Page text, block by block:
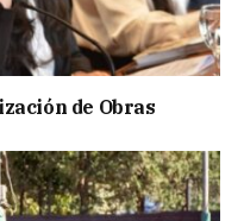
de Obras